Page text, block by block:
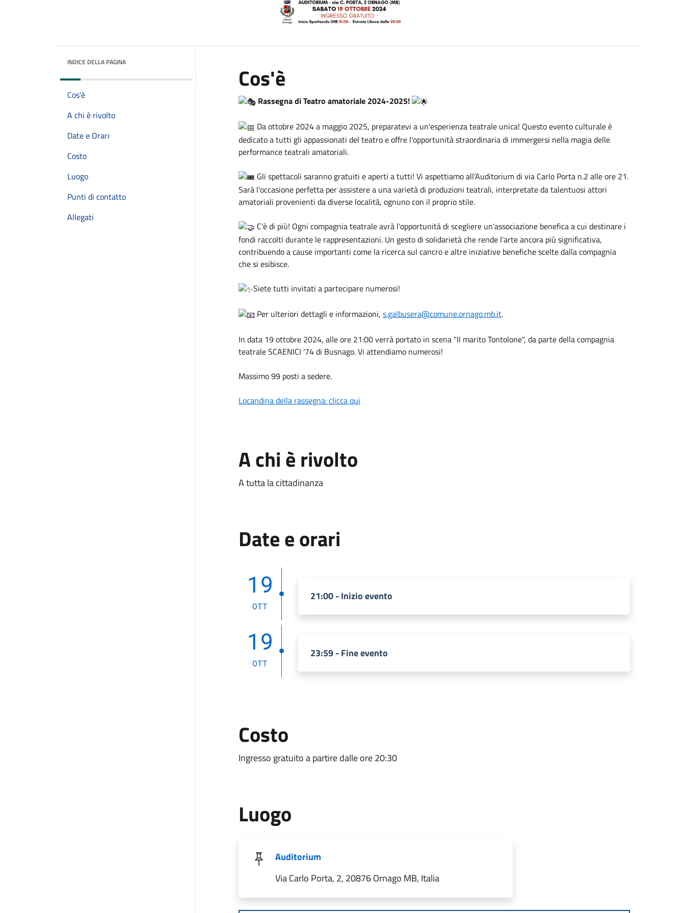
INDICE DELLA PAGINA
Cos'è
A chi è rivolto
Date e Orari
Costo
Luogo
Punti di contatto
Allegati
Cos'è
Rassegna di Teatro amatoriale 2024-2025!
Da ottobre 2024 a maggio 2025, preparatevi a un'esperienza teatrale unica! Questo evento culturale è
dedicato a tutti gli appassionati del teatro e offre l'opportunità straordinaria di immergersi nella magia delle
performance teatrali amatoriali.
Gli spettacoli saranno gratuiti e aperti a tutti! Vi aspettiamo all’Auditorium di via Carlo Porta n.2 alle ore 21.
Sarà l'occasione perfetta per assistere a una varietà di produzioni teatrali, interpretate da talentuosi attori
amatoriali provenienti da diverse località, ognuno con il proprio stile.
C'è di più! Ogni compagnia teatrale avrà l'opportunità di scegliere un'associazione benefica a cui destinare i
fondi raccolti durante le rappresentazioni. Un gesto di solidarietà che rende l'arte ancora più significativa,
contribuendo a cause importanti come la ricerca sul cancro e altre iniziative benefiche scelte dalla compagnia
che si esibisce.
Siete tutti invitati a partecipare numerosi!
Per ulteriori dettagli e informazioni, s.galbusera@comune.ornago.mb.it.
In data 19 ottobre 2024, alle ore 21:00 verrà portato in scena "Il marito Tontolone", da parte della compagnia
teatrale SCAENICI '74 di Busnago. Vi attendiamo numerosi!
Massimo 99 posti a sedere.
Locandina della rassegna: clicca qui
A chi è rivolto
A tutta la cittadinanza
Date e orari
19
OTT
21:00 - Inizio evento
19
OTT
23:59 - Fine evento
Costo
Ingresso gratuito a partire dalle ore 20:30
Luogo
Auditorium
Via Carlo Porta, 2, 20876 Ornago MB, Italia